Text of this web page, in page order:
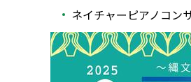
ネイチャーピアノコ